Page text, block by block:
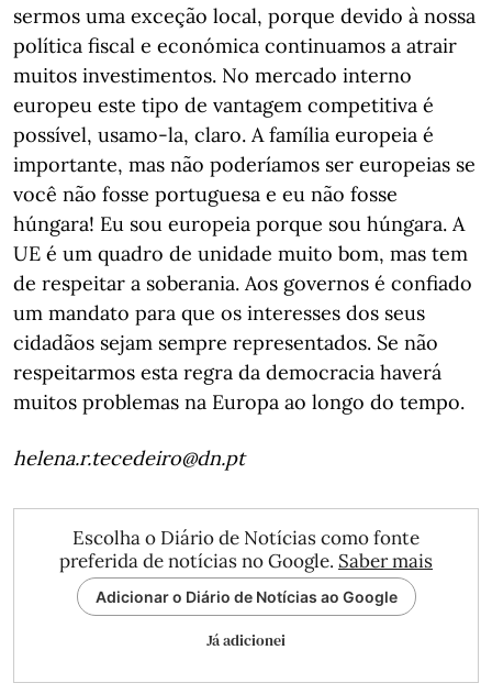
sermos uma exceção local, porque devido à nossa
política fiscal e económica continuamos a atrair
muitos investimentos. No mercado interno
europeu este tipo de vantagem competitiva é
possível, usamo-la, claro. A família europeia é
importante, mas não poderíamos ser europeias se
você não fosse portuguesa e eu não fosse
húngara! Eu sou europeia porque sou húngara. A
UE é um quadro de unidade muito bom, mas tem
de respeitar a soberania. Aos governos é confiado
um mandato para que os interesses dos seus
cidadãos sejam sempre representados. Se não
respeitarmos esta regra da democracia haverá
muitos problemas na Europa ao longo do tempo.
helena.r.tecedeiro@dn.pt
Escolha o Diário de Notícias como fonte
preferida de notícias no Google. Saber mais
Adicionar o Diário de Notícias ao Google
Já adicionei